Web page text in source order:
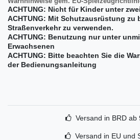
ACHTUNG: Nicht für Kinder unter
ACHTUNG: Mit Schutzausrüstung zu
Straßenverkehr zu verwenden.
ACHTUNG: Benutzung nur unter
Erwachsenen
ACHTUNG: Bitte beachten Sie die
der Bedienungsanleitung
Versand in BRD ab
Versand in EU und